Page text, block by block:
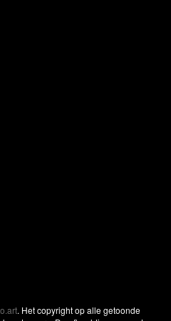
. Het copyright op alle getoonde